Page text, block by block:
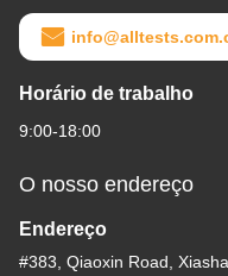
Horário de trabalho
9:00-18:00
O nosso endereço
Endereço
#383, Qiaoxin Road,